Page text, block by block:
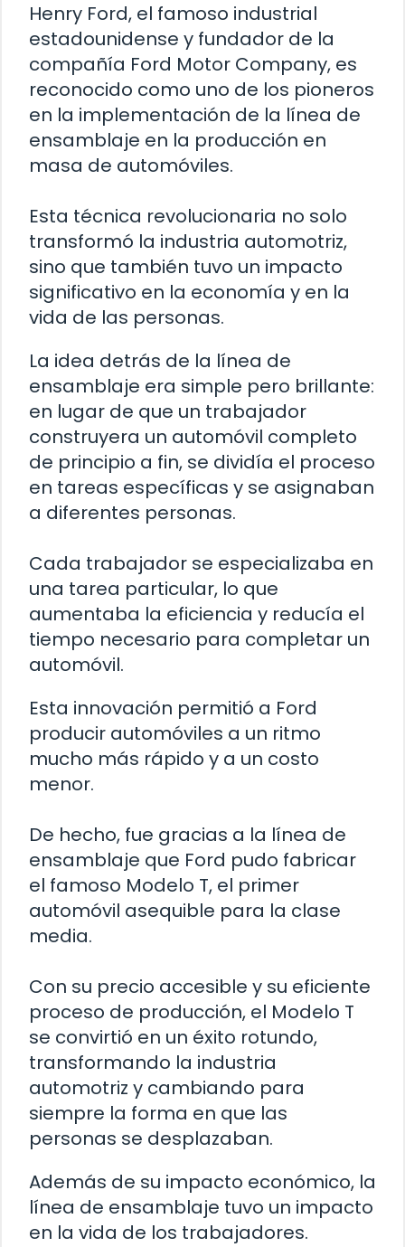
Henry Ford, el famoso industrial
estadounidense y fundador de la
compañía Ford Motor Company, es
reconocido como uno de los pioneros
en la implementación de la línea de
ensamblaje en la producción en
masa de automóviles.
Esta técnica revolucionaria no solo
transformó la industria automotriz,
sino que también tuvo un impacto
significativo en la economía y en la
vida de las personas.
La idea detrás de la línea de
ensamblaje era simple pero brillante:
en lugar de que un trabajador
construyera un automóvil completo
de principio a fin, se dividía el proceso
en tareas específicas y se asignaban
a diferentes personas.
Cada trabajador se especializaba en
una tarea particular, lo que
aumentaba la eficiencia y reducía el
tiempo necesario para completar un
automóvil.
Esta innovación permitió a Ford
producir automóviles a un ritmo
mucho más rápido y a un costo
menor.
De hecho, fue gracias a la línea de
ensamblaje que Ford pudo fabricar
el famoso Modelo T, el primer
automóvil asequible para la clase
media.
Con su precio accesible y su eficiente
proceso de producción, el Modelo T
se convirtió en un éxito rotundo,
transformando la industria
automotriz y cambiando para
siempre la forma en que las
personas se desplazaban.
Además de su impacto económico, la
línea de ensamblaje tuvo un impacto
en la vida de los trabajadores.